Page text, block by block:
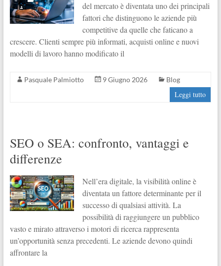
del mercato è diventata uno dei principali
fattori che distinguono le aziende più
competitive da quelle che faticano a
crescere. Clienti sempre più informati, acquisti online e nuovi
modelli di lavoro hanno modificato il
Pasquale Palmiotto 9 Giugno 2026 Blog
Leggi tutto
SEO o SEA: confronto, vantaggi e
differenze
Nell’era digitale, la visibilità online è
diventata un fattore determinante per il
successo di qualsiasi attività. La
possibilità di raggiungere un pubblico
vasto e mirato attraverso i motori di ricerca rappresenta
un’opportunità senza precedenti. Le aziende devono quindi
affrontare la